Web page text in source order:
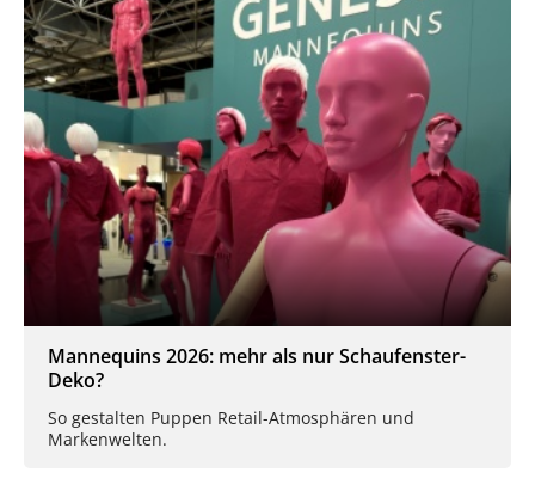
Mannequins 2026: mehr als nur Schaufenster-
Deko?
So gestalten Puppen Retail-Atmosphären und
Markenwelten.